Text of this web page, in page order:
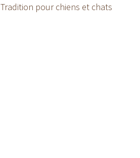
Tradition pour chiens et chats